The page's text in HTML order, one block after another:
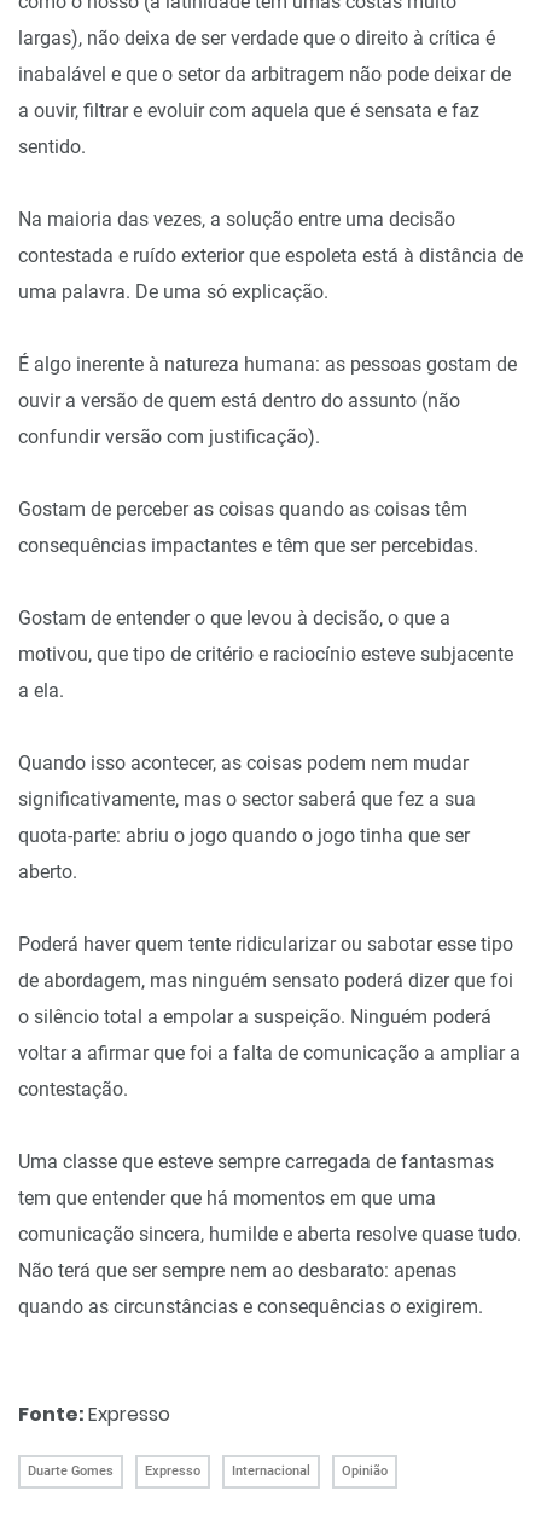
largas), não deixa de ser verdade que o direito à crítica é
inabalável e que o setor da arbitragem não pode deixar de
a ouvir, filtrar e evoluir com aquela que é sensata e faz
sentido.
Na maioria das vezes, a solução entre uma decisão
contestada e ruído exterior que espoleta está à distância de
uma palavra. De uma só explicação.
É algo inerente à natureza humana: as pessoas gostam de
ouvir a versão de quem está dentro do assunto (não
confundir versão com justificação).
Gostam de perceber as coisas quando as coisas têm
consequências impactantes e têm que ser percebidas.
Gostam de entender o que levou à decisão, o que a
motivou, que tipo de critério e raciocínio esteve subjacente
a ela.
Quando isso acontecer, as coisas podem nem mudar
significativamente, mas o sector saberá que fez a sua
quota-parte: abriu o jogo quando o jogo tinha que ser
aberto.
Poderá haver quem tente ridicularizar ou sabotar esse tipo
de abordagem, mas ninguém sensato poderá dizer que foi
o silêncio total a empolar a suspeição. Ninguém poderá
voltar a afirmar que foi a falta de comunicação a ampliar a
contestação.
Uma classe que esteve sempre carregada de fantasmas
tem que entender que há momentos em que uma
comunicação sincera, humilde e aberta resolve quase tudo.
Não terá que ser sempre nem ao desbarato: apenas
quando as circunstâncias e consequências o exigirem.
Fonte:Expresso
Duarte Gomes Expresso Internacional Opinião